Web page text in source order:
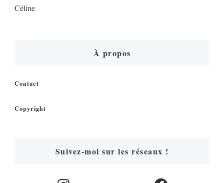
Céline
À propos
Contact
Copyright
Suivez-moi sur les réseaux !
Instagram Facebook